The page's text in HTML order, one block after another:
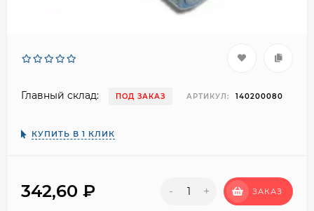
Главный склад: ПОД ЗАКАЗ АРТИКУЛ: 140200080
КУПИТЬ В 1 КЛИК
342,60 ₽ - + ЗАКАЗ